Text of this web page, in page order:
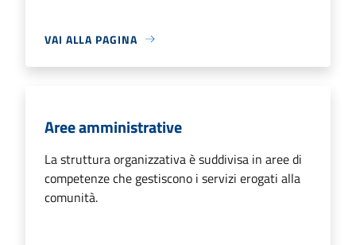
VAI ALLA PAGINA
Aree amministrative
La struttura organizzativa è suddivisa in aree di
competenze che gestiscono i servizi erogati alla
comunità.